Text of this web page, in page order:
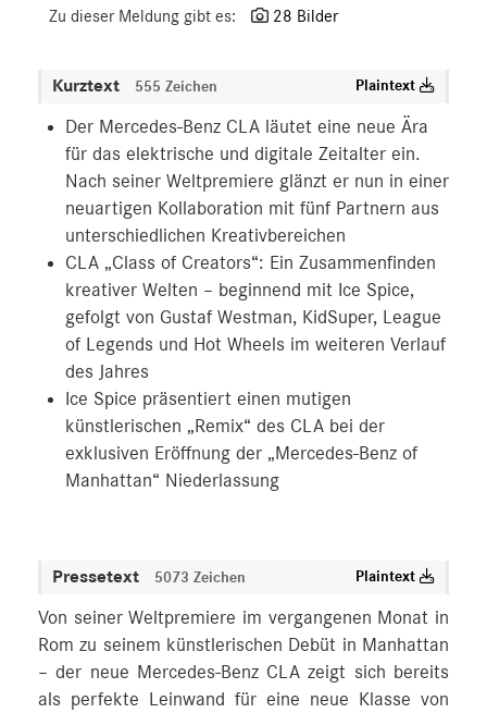
Zu dieser Meldung gibt es: 28 Bilder
Kurztext 555 Zeichen Plaintext
Der Mercedes-Benz CLA läutet eine neue Ära
für das elektrische und digitale Zeitalter ein.
Nach seiner Weltpremiere glänzt er nun in einer
neuartigen Kollaboration mit fünf Partnern aus
unterschiedlichen Kreativbereichen
CLA „Class of Creators“: Ein Zusammenfinden
kreativer Welten – beginnend mit Ice Spice,
gefolgt von Gustaf Westman, KidSuper, League
of Legends und Hot Wheels im weiteren Verlauf
des Jahres
Ice Spice präsentiert einen mutigen
künstlerischen „Remix“ des CLA bei der
exklusiven Eröffnung der „Mercedes-Benz of
Manhattan“ Niederlassung
Pressetext 5073 Zeichen Plaintext
Von seiner Weltpremiere im vergangenen Monat in
Rom zu seinem künstlerischen Debüt in Manhattan
– der neue Mercedes-Benz CLA zeigt sich bereits
als perfekte Leinwand für eine neue Klasse von